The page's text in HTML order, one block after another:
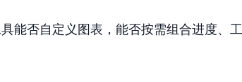
能否自定义图表，能否按需组合进度、工